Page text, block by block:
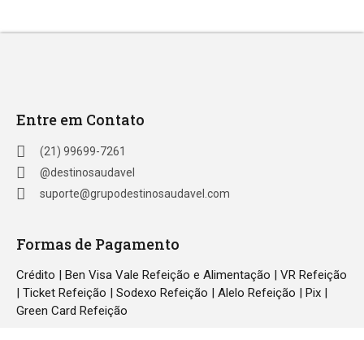
Entre em Contato
(21) 99699-7261
@destinosaudavel
suporte@grupodestinosaudavel.com
Formas de Pagamento
Crédito | Ben Visa Vale Refeição e Alimentação | VR Refeição
| Ticket Refeição | Sodexo Refeição | Alelo Refeição | Pix |
Green Card Refeição